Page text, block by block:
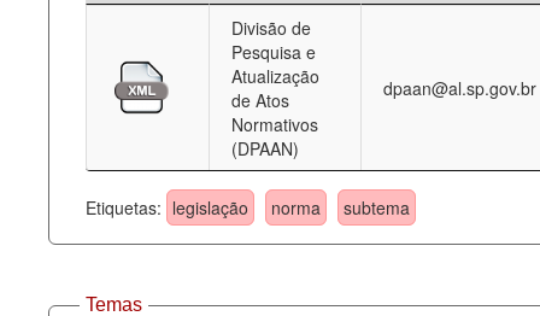
Divisão de
Pesquisa e
Atualização
de Atos
Normativos
(DPAAN)
dpaan@al.sp.gov.br
Etiquetas: legislação norma subtema
Temas